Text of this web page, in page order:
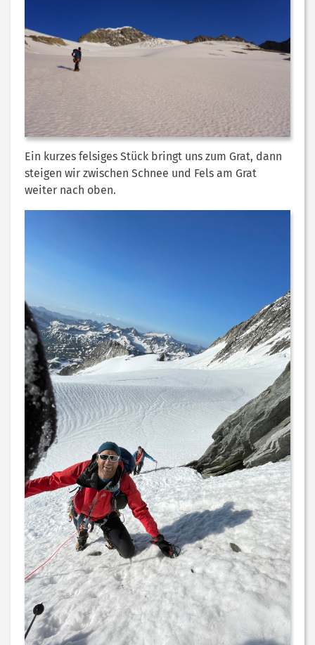
Ein kurzes felsiges Stück bringt uns zum Grat, dann
steigen wir zwischen Schnee und Fels am Grat
weiter nach oben.